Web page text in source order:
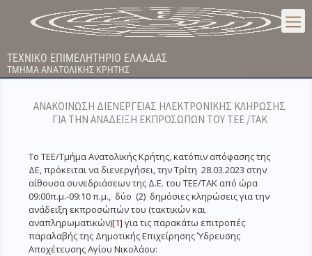
ΤΕΧΝΙΚΟ ΕΠΙΜΕΛΗΤΗΡΙΟ ΕΛΛΑΔΑΣ
ΤΜΗΜΑ ΑΝΑΤΟΛΙΚΗΣ ΚΡΗΤΗΣ
ΑΝΑΚΟΙΝΩΣΗ ΔΙΕΝΕΡΓΕΙΑΣ ΗΛΕΚΤΡΟΝΙΚΗΣ ΚΛΗΡΩΣΗΣ
ΓΙΑ ΤΗΝ ΑΝΑΔΕΙΞΗ ΕΚΠΡΟΣΩΠΩΝ ΤΟΥ ΤΕΕ /ΤΑΚ
Το ΤΕΕ/Τμήμα Ανατολικής Κρήτης, κατόπιν απόφασης της
ΔΕ, πρόκειται να διενεργήσει, την Τρίτη 28.03.2023 στην
αίθουσα συνεδριάσεων της Δ.Ε. του ΤΕΕ/ΤΑΚ από ώρα
09:00π.μ.-09:10 π.μ., δύο (2) δημόσιες κληρώσεις για την
ανάδειξη εκπροσώπών του (τακτικών και
αναπληρωματικών)[1] για τις παρακάτω επιτροπές
παραλαβής της Δημοτικής Επιχείρησης Ύδρευσης
Αποχέτευσης Αγίου Νικολάου: